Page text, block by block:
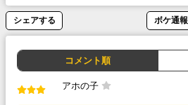
シェアする ボケ通報
コメント順
アホの子